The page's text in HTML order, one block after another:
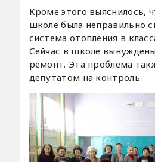
Кроме этого выяснилось,
школе была неправильно
система отопления в
Сейчас в школе
ремонт. Эта проблема
депутатом на контроль.